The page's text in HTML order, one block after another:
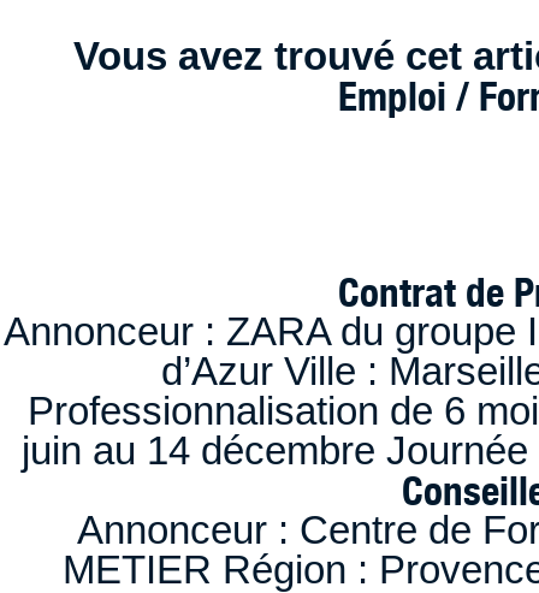
Vous avez trouvé cet
Emploi /
Contrat de
Annonceur : ZARA du
d’Azur Ville :
Professionnalisation de 6
juin au 14 décembre
Annonceur : Centre de
METIER Région :